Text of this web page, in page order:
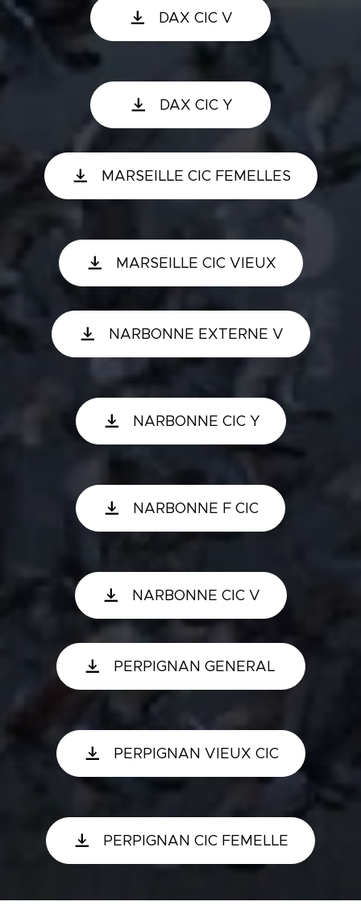
DAX CIC V
DAX CIC Y
MARSEILLE CIC FEMELLES
MARSEILLE CIC VIEUX
NARBONNE EXTERNE V
NARBONNE CIC Y
NARBONNE F CIC
NARBONNE CIC V
PERPIGNAN GENERAL
PERPIGNAN VIEUX CIC
PERPIGNAN CIC FEMELLE